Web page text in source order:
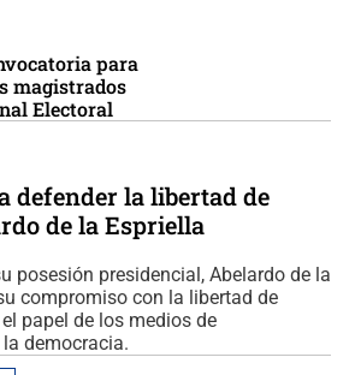
para
magistrados
Electoral
defender la libertad de
de la Espriella
posesión presidencial, Abelardo de la
compromiso con la libertad de
papel de los medios de
democracia.